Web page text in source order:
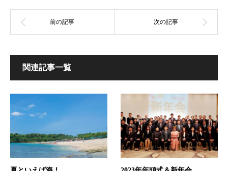
関連記事一覧